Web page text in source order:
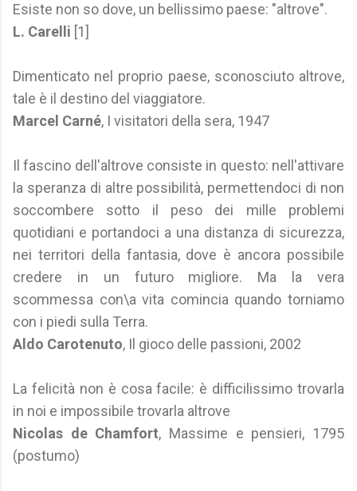
Esiste non so dove, un bellissimo paese: "altrove".
L. Carelli [1]
Dimenticato nel proprio paese, sconosciuto altrove,
tale è il destino del viaggiatore.
Marcel Carné, I visitatori della sera, 1947
Il fascino dell'altrove consiste in questo: nell'attivare
la speranza di altre possibilità, permettendoci di non
soccombere sotto il peso dei mille problemi
quotidiani e portandoci a una distanza di sicurezza,
nei territori della fantasia, dove è ancora possibile
credere in un futuro migliore. Ma la vera
scommessa con\a vita comincia quando torniamo
con i piedi sulla Terra.
Aldo Carotenuto, Il gioco delle passioni, 2002
La felicità non è cosa facile: è difficilissimo trovarla
in noi e impossibile trovarla altrove
Nicolas de Chamfort, Massime e pensieri, 1795
(postumo)